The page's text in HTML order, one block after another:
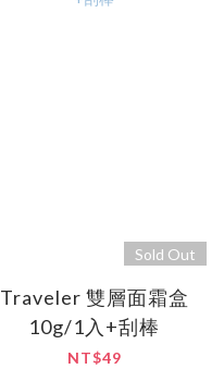
Sold Out
Traveler 雙層面霜盒
10g/1入+刮棒
NT$49